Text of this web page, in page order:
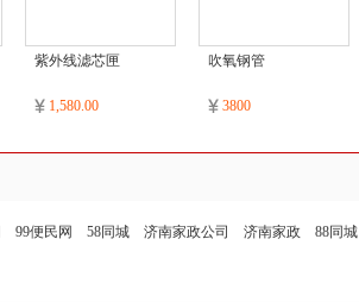
紫外线滤芯匣
1,580.00
吹氧钢管
3800
99便民网 58同城 济南家政公司 济南家政 88同城